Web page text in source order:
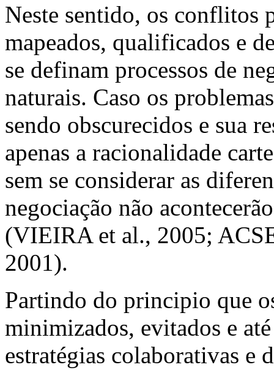
Neste sentido, os conflitos
mapeados, qualificados e
se definam processos de
naturais. Caso os
sendo obscurecidos e sua
apenas a racionalidade
sem se considerar as
negociação não
(VIEIRA et al., 2005;
2001).
Partindo do principio que
minimizados, evitados e
estratégias colaborativas e